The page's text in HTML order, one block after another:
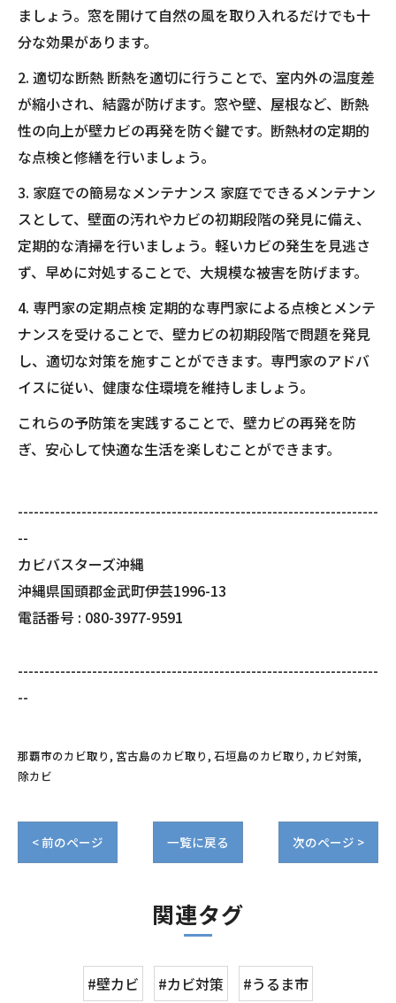
ましょう。窓を開けて自然の風を取り入れるだけでも十
分な効果があります。
2. 適切な断熱 断熱を適切に行うことで、室内外の温度差
が縮小され、結露が防げます。窓や壁、屋根など、断熱
性の向上が壁カビの再発を防ぐ鍵です。断熱材の定期的
な点検と修繕を行いましょう。
3. 家庭での簡易なメンテナンス 家庭でできるメンテナン
スとして、壁面の汚れやカビの初期段階の発見に備え、
定期的な清掃を行いましょう。軽いカビの発生を見逃さ
ず、早めに対処することで、大規模な被害を防げます。
4. 専門家の定期点検 定期的な専門家による点検とメンテ
ナンスを受けることで、壁カビの初期段階で問題を発見
し、適切な対策を施すことができます。専門家のアドバ
イスに従い、健康な住環境を維持しましょう。
これらの予防策を実践することで、壁カビの再発を防
ぎ、安心して快適な生活を楽しむことができます。
--------------------------------------------------------------------
--
カビバスターズ沖縄
沖縄県国頭郡金武町伊芸1996-13
電話番号 : 080-3977-9591
--------------------------------------------------------------------
--
那覇市のカビ取り 宮古島のカビ取り 石垣島のカビ取り カビ対策
除カビ
< 前のページ 一覧に戻る 次のページ >
関連タグ
#壁カビ #カビ対策 #うるま市